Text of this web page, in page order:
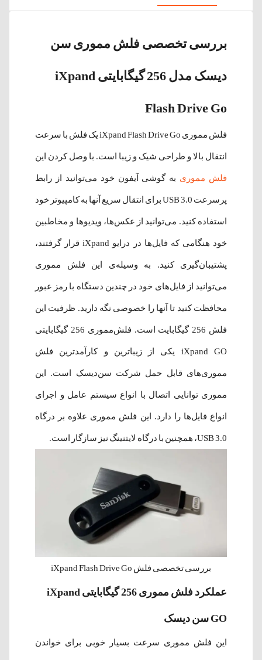
بررسی تخصصی فلش مموری سن
دیسک مدل 256 گیگابایتی iXpand
Flash Drive Go
فلش مموری iXpand Flash Drive Go یک فلش با سرعت
انتقال بالا و طراحی شیک و زیبا است. با وصل کردن این
فلش مموری به گوشی آیفون خود می‌توانید از رابط
پرسرعت USB 3.0 برای انتقال سریع آنها به کامپیوتر خود
استفاده کنید. می‌توانید از عکس‌ها، ویدیوها و مخاطبین
خود هنگامی که فایل‌ها در درایو iXpand قرار گرفتند،
پشتیبان‌گیری کنید. به وسیله‌ی این فلش مموری
می‌توانید از فایل‌های خود در چندین دستگاه با رمز عبور
محافظت کنید تا آنها را خصوصی نگه دارید. ظرفیت این
فلش 256 گیگابایت است. فلش‌مموری 256 گیگابایتی
iXpand GO یکی از زیباترین و کارآمدترین فلش
مموری‌های قابل حمل شرکت سن‌دیسک است. این
مموری توانایی اتصال با انواع سیستم عامل و اجرای
انواع فایل‌ها را دارد. این فلش مموری علاوه بر درگاه
USB 3.0، همچنین با درگاه لایتنینگ نیز سازگار است.
بررسی تخصصی فلش iXpand Flash Drive Go
عملکرد فلش مموری 256 گیگابایتی iXpand
GO سن دیسک
این فلش مموری سرعت بسیار خوبی برای خواندن